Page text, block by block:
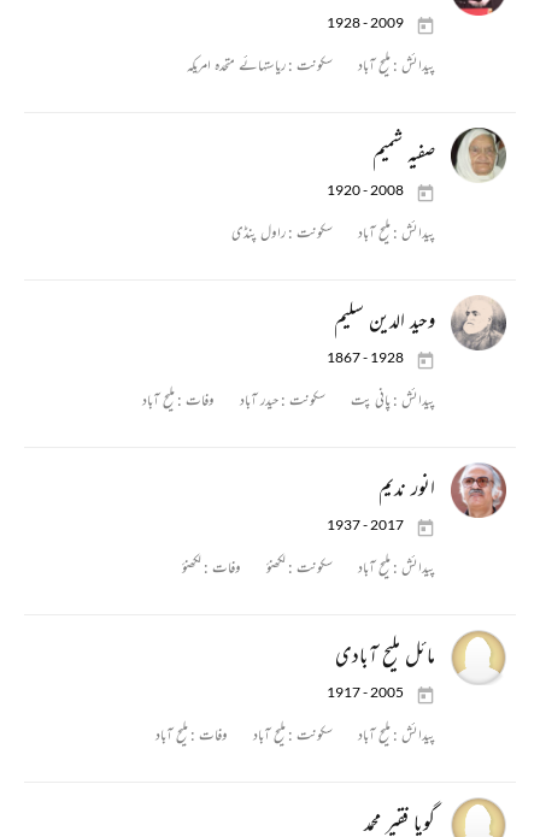
1928 - 2009
پیدائش :ملیح آباد سکونت :ریاستہائے متحدہ امریکہ
صفیہ شمیم
1920 - 2008
پیدائش :ملیح آباد سکونت :راول پنڈی
وحید الدین سلیم
1867 - 1928
پیدائش : پانی پت سکونت :حیدر آباد وفات :ملیح آباد
انور ندیم
1937 - 2017
پیدائش :ملیح آباد سکونت : لکھنؤ وفات : لکھنؤ
مائل ملیح آبادی
1917 - 2005
پیدائش :ملیح آباد سکونت :ملیح آباد وفات :ملیح آباد
گویا فقیر محمد